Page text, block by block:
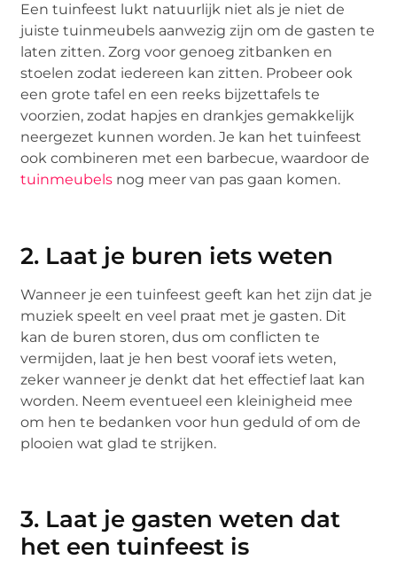
Een tuinfeest lukt natuurlijk niet als je niet de
juiste tuinmeubels aanwezig zijn om de gasten te
laten zitten. Zorg voor genoeg zitbanken en
stoelen zodat iedereen kan zitten. Probeer ook
een grote tafel en een reeks bijzettafels te
voorzien, zodat hapjes en drankjes gemakkelijk
neergezet kunnen worden. Je kan het tuinfeest
ook combineren met een barbecue, waardoor de
tuinmeubels nog meer van pas gaan komen.
2. Laat je buren iets weten
Wanneer je een tuinfeest geeft kan het zijn dat je
muziek speelt en veel praat met je gasten. Dit
kan de buren storen, dus om conflicten te
vermijden, laat je hen best vooraf iets weten,
zeker wanneer je denkt dat het effectief laat kan
worden. Neem eventueel een kleinigheid mee
om hen te bedanken voor hun geduld of om de
plooien wat glad te strijken.
3. Laat je gasten weten dat
het een tuinfeest is